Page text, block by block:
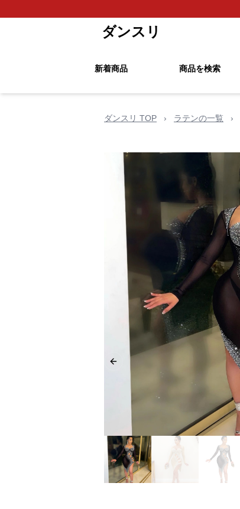
ダンスリ
新着商品 商品を検索
ダンスリ TOP › ラテンの一覧 ›
Previous slide